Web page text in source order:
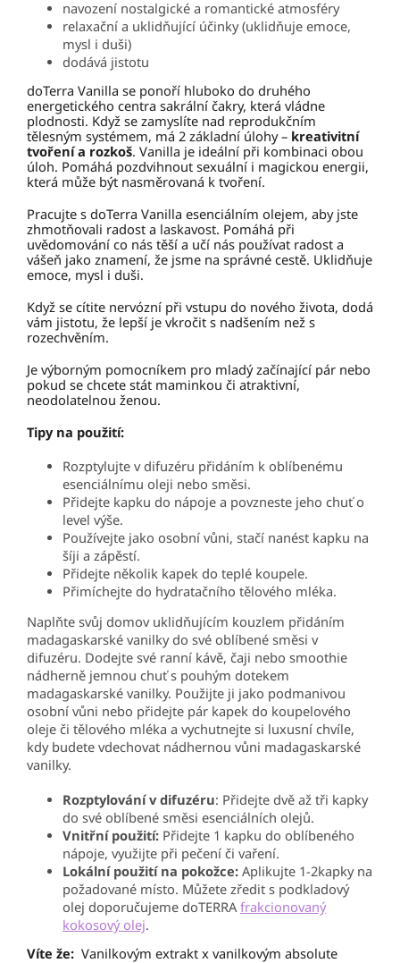
navození nostalgické a romantické atmosféry
relaxační a uklidňující účinky (uklidňuje emoce,
mysl i duši)
dodává jistotu
doTerra Vanilla se ponoří hluboko do druhého
energetického centra sakrální čakry, která vládne
plodnosti. Když se zamyslíte nad reprodukčním
tělesným systémem, má 2 základní úlohy – kreativitní
tvoření a rozkoš. Vanilla je ideální při kombinaci obou
úloh. Pomáhá pozdvihnout sexuální i magickou energii,
která může být nasměrovaná k tvoření.
Pracujte s doTerra Vanilla esenciálním olejem, aby jste
zhmotňovali radost a laskavost. Pomáhá při
uvědomování co nás těší a učí nás používat radost a
vášeň jako znamení, že jsme na správné cestě. Uklidňuje
emoce, mysl i duši.
Když se cítite nervózní při vstupu do nového života, dodá
vám jistotu, že lepší je vkročit s nadšením než s
rozechvěním.
Je výborným pomocníkem pro mladý začínající pár nebo
pokud se chcete stát maminkou či atraktivní,
neodolatelnou ženou.
Tipy na použití:
Rozptylujte v difuzéru přidáním k oblíbenému
esenciálnímu oleji nebo směsi.
Přidejte kapku do nápoje a povzneste jeho chuť o
level výše.
Používejte jako osobní vůni, stačí nanést kapku na
šíji a zápěstí.
Přidejte několik kapek do teplé koupele.
Přimíchejte do hydratačního tělového mléka.
Naplňte svůj domov uklidňujícím kouzlem přidáním
madagaskarské vanilky do své oblíbené směsi v
difuzéru. Dodejte své ranní kávě, čaji nebo smoothie
nádherně jemnou chuť s pouhým dotekem
madagaskarské vanilky. Použijte ji jako podmanivou
osobní vůni nebo přidejte pár kapek do koupelového
oleje či tělového mléka a vychutnejte si luxusní chvíle,
kdy budete vdechovat nádhernou vůni madagaskarské
vanilky.
Rozptylování v difuzéru: Přidejte dvě až tři kapky
do své oblíbené směsi esenciálních olejů.
Vnitřní použití: Přidejte 1 kapku do oblíbeného
nápoje, využijte při pečení či vaření.
Lokální použití na pokožce: Aplikujte 1-2kapky na
požadované místo. Můžete zředit s podkladový
olej doporučujeme doTERRA frakcionovaný
kokosový olej.
Víte že: Vanilkovým extrakt x vanilkovým absolute